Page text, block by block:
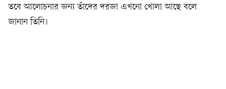
তবে আলোচনার জন্য তাঁদের দরজা এখনো খোলা আছে বলে
জানান তিনি।